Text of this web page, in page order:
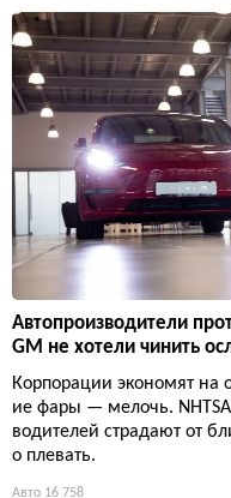
Автопроизводители
GM не хотели чинить
Корпорации экономят на
ие фары — мелочь.
водителей страдают от
о плевать.
Авто 16 758